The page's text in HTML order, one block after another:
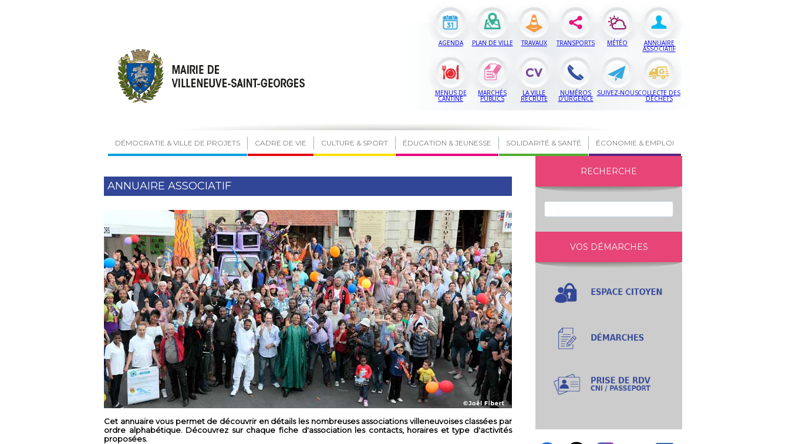
AGENDA PLAN DE VILLE TRAVAUX TRANSPORTS MÉTÉO ANNUAIRE
ASSOCIATIF
MENUS DE
CANTINE
MARCHÉS
PUBLICS
LA VILLE
RECRUTE
NUMÉROS
D’URGENCE
SUIVEZ-NOUSCOLLECTE DES
DÉCHETS
DÉMOCRATIE & VILLE DE PROJETS CADRE DE VIE CULTURE & SPORT ÉDUCATION & JEUNESSE SOLIDARITÉ & SANTÉ ÉCONOMIE & EMPLOI
ANNUAIRE ASSOCIATIF
Cet annuaire vous permet de découvrir en détails les nombreuses associations villeneuvoises classées par
ordre alphabétique. Découvrez sur chaque fiche d'association les contacts, horaires et type d'activités
proposées.
RECHERCHE
VOS DÉMARCHES